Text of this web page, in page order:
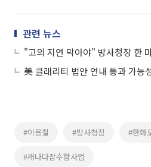
관련 뉴스
#이용철 #방사청장 #한화
#캐나다잠수함사업